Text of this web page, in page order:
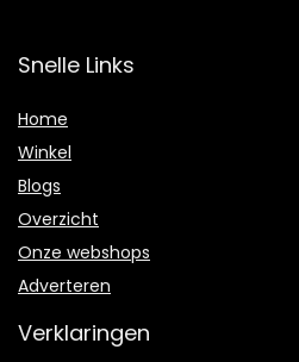
Snelle Links
Home
Winkel
Blogs
Overzicht
Onze webshops
Adverteren
Verklaringen